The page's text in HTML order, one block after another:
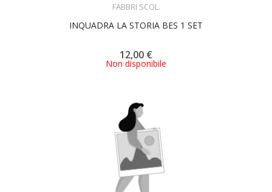
FABBRI SCOL.
INQUADRA LA STORIA BES 1 SET
12,00 €
Non disponibile